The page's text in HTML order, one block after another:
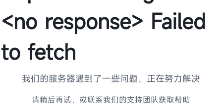
<no response> Failed
to fetch
我们的服务器遇到了一些问题，正在努力解决
请稍后再试，或联系我们的支持团队获取帮助